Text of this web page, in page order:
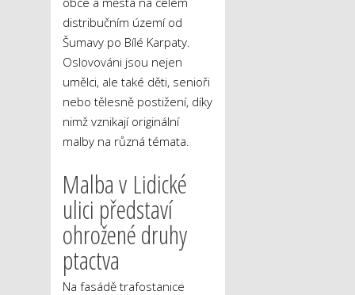
distribučním území od
Šumavy po Bílé Karpaty.
Oslovováni jsou nejen
umělci, ale také děti, senioři
nebo tělesně postižení, díky
nimž vznikají originální
malby na různá témata.
Malba v Lidické
ulici představí
ohrožené druhy
ptactva
Na fasádě trafostanice